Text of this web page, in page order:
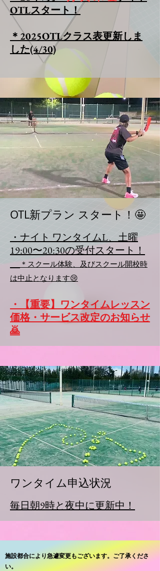
OTLスタート！
​​＊2025OTLクラス表更新しま
した(4/30)
OTL新プラン スタート！🤩​
・ナイト ワンタイムL、土曜
19:00〜20:30の受付スタート！
＊スクール体験、及びスクール開校時
は中止となります😢
・【重要】ワンタイムレッスン
価格・サービス改定のお知らせ
🙇
ワンタイム申込状況
毎日朝9時と夜中に更新中！
施設都合により急遽変更もございます。ご了承くださ
い。